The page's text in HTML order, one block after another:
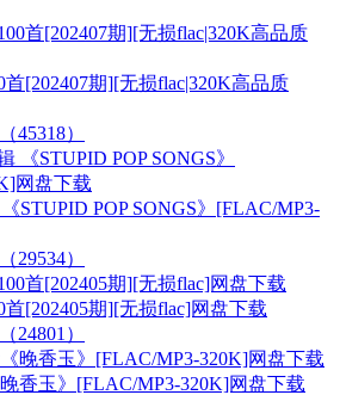
[202407期][无损flac|320K高品质
45318）
STUPID POP SONGS》[FLAC/MP3-
29534）
[202405期][无损flac]网盘下载
24801）
香玉》[FLAC/MP3-320K]网盘下载